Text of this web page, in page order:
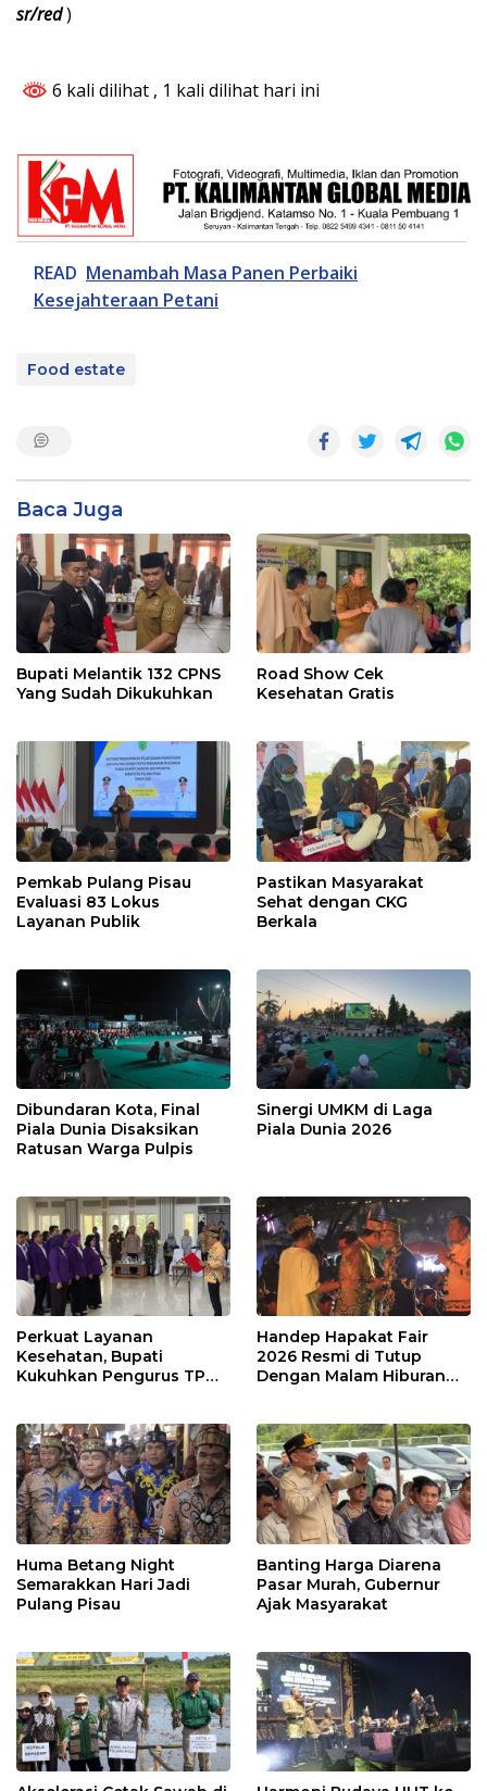
sr/red)
6 kali dilihat , 1 kali dilihat hari ini
READ Menambah Masa Panen Perbaiki
Kesejahteraan Petani
Food estate
Baca Juga
Bupati Melantik 132 CPNS
Yang Sudah Dikukuhkan
Road Show Cek
Kesehatan Gratis
Pemkab Pulang Pisau
Evaluasi 83 Lokus
Layanan Publik
Pastikan Masyarakat
Sehat dengan CKG
Berkala
Dibundaran Kota, Final
Piala Dunia Disaksikan
Ratusan Warga Pulpis
Sinergi UMKM di Laga
Piala Dunia 2026
Perkuat Layanan
Kesehatan, Bupati
Kukuhkan Pengurus TP
Handep Hapakat Fair
2026 Resmi di Tutup
Dengan Malam Hiburan
Huma Betang Night
Semarakkan Hari Jadi
Pulang Pisau
Banting Harga Diarena
Pasar Murah, Gubernur
Ajak Masyarakat